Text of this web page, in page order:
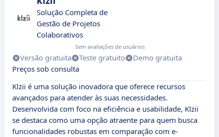
Solução Completa de
Gestão de Projetos
Colaborativos
Sem avaliações de usuários
Versão gratuita Teste gratuito
Demo gratuita
Preços sob consulta
Klzii é uma solução inovadora que oferece recursos
avançados para atender às suas necessidades.
Desenvolvida com foco na eficiência e usabilidade, Klzii
se destaca como uma opção atraente para quem busca
funcionalidades robustas em comparação com e-